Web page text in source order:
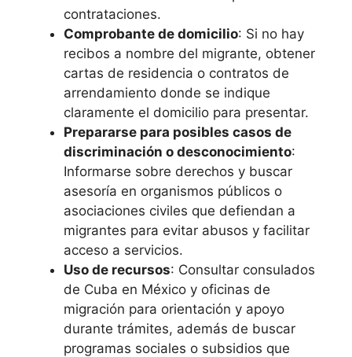
contrataciones.
Comprobante de domicilio: Si no hay
recibos a nombre del migrante, obtener
cartas de residencia o contratos de
arrendamiento donde se indique
claramente el domicilio para presentar.
Prepararse para posibles casos de
discriminación o desconocimiento:
Informarse sobre derechos y buscar
asesoría en organismos públicos o
asociaciones civiles que defiendan a
migrantes para evitar abusos y facilitar
acceso a servicios.
Uso de recursos: Consultar consulados
de Cuba en México y oficinas de
migración para orientación y apoyo
durante trámites, además de buscar
programas sociales o subsidios que